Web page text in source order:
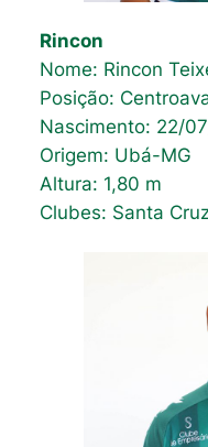
Rincon
Nome: Rincon
Posição:
Nascimento: 22/
Origem: Ubá-MG
Altura: 1,80 m
Clubes: Santa